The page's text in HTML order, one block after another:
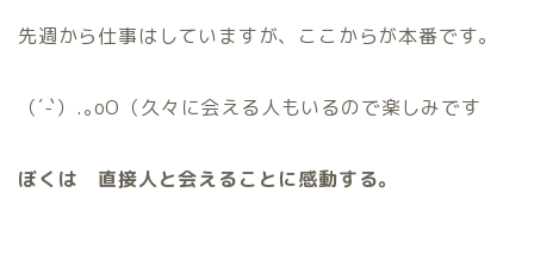
先週から仕事はしていますが、ここからが本番です。
（´-`）.｡oO（久々に会える人もいるので楽しみです
ぼくは 直接人と会えることに感動する。